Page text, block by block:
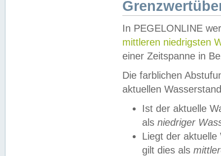
In PEGELONLINE
mittleren niedrigsten
einer Zeitspanne in
Die farblichen
aktuellen
Ist der aktuelle
als niedriger
Liegt der
gilt dies als